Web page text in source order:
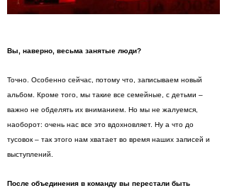
Вы, наверно, весьма занятые люди?
Точно. Особенно сейчас, потому что, записываем новый
альбом. Кроме того, мы такие все семейные, с детьми –
важно не обделять их вниманием. Но мы не жалуемся,
наоборот: очень нас все это вдохновляет. Ну а что до
тусовок – так этого нам хватает во время наших записей и
выступлений.
После объединения в команду вы перестали быть